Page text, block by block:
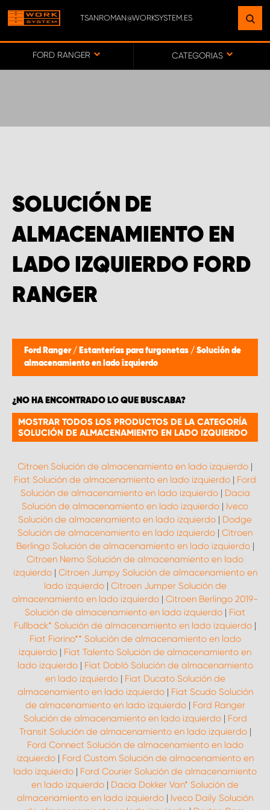
TSANROMAN@WORKSYSTEM.ES
FORD RANGER CATEGORIAS
SOLUCIÓN DE
ALMACENAMIENTO EN
LADO IZQUIERDO FORD
RANGER
Ford Ranger / Estanterías para furgonetas / Solución de
almacenamiento en lado izquierdo
¿NO HA ENCONTRADO LO QUE BUSCABA?
MOSTRAR TODOS LOS PRODUCTOS DE LA CATEGORÍA
SOLUCIÓN DE ALMACENAMIENTO EN LADO IZQUIERDO
Citroen Solución de almacenamiento en lado izquierdo |
Fiat Solución de almacenamiento en lado izquierdo | Ford
Solución de almacenamiento en lado izquierdo| Dacia
Solución de almacenamiento en lado izquierdo | Iveco
Solución de almacenamiento en lado izquierdo | Dodge
Solución de almacenamiento en lado izquierdo | Citroen
Berlingo Solución de almacenamiento en lado izquierdo|
Citroen Nemo Solución de almacenamiento en lado
izquierdo| Citroen Jumpy Solución de almacenamiento en
lado izquierdo| Citroen Jumper Solución de
almacenamiento en lado izquierdo | Citroen Berlingo 2019-
Solución de almacenamiento en lado izquierdo | Fiat
Fullback* Solución de almacenamiento en lado izquierdo |
Fiat Fiorino** Solución de almacenamiento en lado
izquierdo | Fiat Talento Solución de almacenamiento en
lado izquierdo| Fiat Doblò Solución de almacenamiento
en lado izquierdo| Fiat Ducato Solución de
almacenamiento en lado izquierdo| Fiat Scudo Solución
de almacenamiento en lado izquierdo| Ford Ranger
Solución de almacenamiento en lado izquierdo| Ford
Transit Solución de almacenamiento en lado izquierdo|
Ford Connect Solución de almacenamiento en lado
izquierdo| Ford Custom Solución de almacenamiento en
lado izquierdo | Ford Courier Solución de almacenamiento
en lado izquierdo | Dacia Dokker Van* Solución de
almacenamiento en lado izquierdo | Iveco Daily Solución
ENCUENTRE UNA INSTALACIÓN
CERCA DE USTED